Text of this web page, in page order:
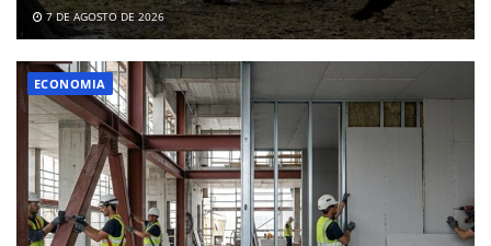
7 DE AGOSTO DE 2026
ECONOMIA